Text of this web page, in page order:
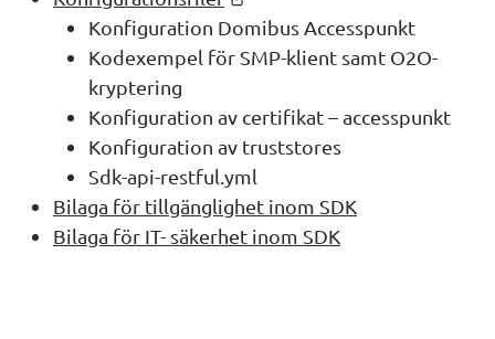
Konfiguration Domibus Accesspunkt
Kodexempel för SMP-klient samt O2O-
kryptering
Konfiguration av certifikat – accesspunkt
Konfiguration av truststores
Sdk-api-restful.yml
Bilaga för tillgänglighet inom SDK
Bilaga för IT- säkerhet inom SDK